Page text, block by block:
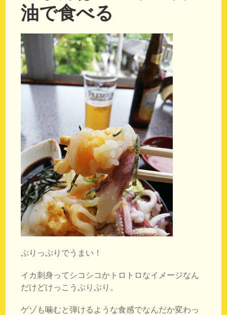
油で食べる
ぷりっぷりでうまい！
イカ刺身ってシコシコかトロトロなイメージなん
だけどけっこうぷりぷり。
ゲゾも噛むと弾けるような食感でなんだか変わっ